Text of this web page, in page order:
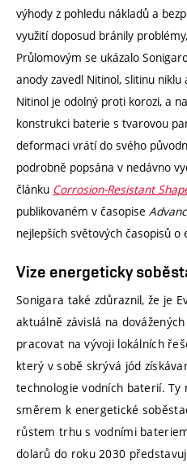
výhody z pohledu nákladů a
využití doposud bránily
Průlomovým se ukázalo
anody zavedl Nitinol, slitinu
Nitinol je odolný proti korozi, a
konstrukci baterie s tvarovou
deformaci vrátí do svého
podrobně popsána v nedávno
článku Corrosion-Resistant
publikovaném v časopise
nejlepších světových časopisů
Vize energeticky
Sonigara také zdůraznil, že je
aktuálně závislá na
pracovat na vývoji lokálních
který v sobě skrývá jód
technologie vodních baterií. Ty
směrem k energetické
růstem trhu s vodními
dolarů do roku 2030